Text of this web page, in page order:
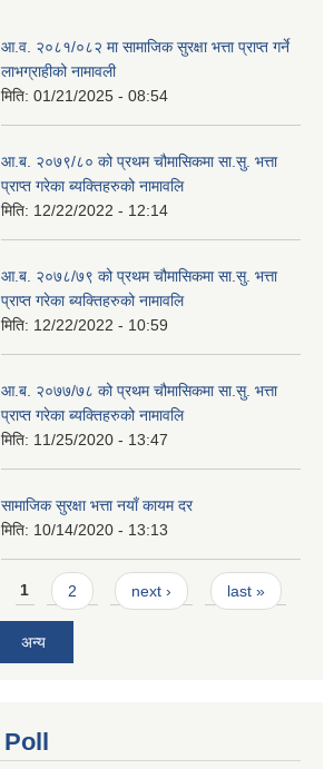
आ.व. २०८१/०८२ मा सामाजिक सुरक्षा भत्ता प्राप्त गर्ने
लाभग्राहीको नामावली
मिति: 01/21/2025 - 08:54
आ.ब. २०७९/८० को प्रथम चौमासिकमा सा.सु. भत्ता
प्राप्त गरेका ब्यक्तिहरुको नामावलि
मिति: 12/22/2022 - 12:14
आ.ब. २०७८/७९ को प्रथम चौमासिकमा सा.सु. भत्ता
प्राप्त गरेका ब्यक्तिहरुको नामावलि
मिति: 12/22/2022 - 10:59
आ.ब. २०७७/७८ को प्रथम चौमासिकमा सा.सु. भत्ता
प्राप्त गरेका ब्यक्तिहरुको नामावलि
मिति: 11/25/2020 - 13:47
सामाजिक सुरक्षा भत्ता नयाँ कायम दर
मिति: 10/14/2020 - 13:13
Pages
1 2 next › last »
अन्य
Poll